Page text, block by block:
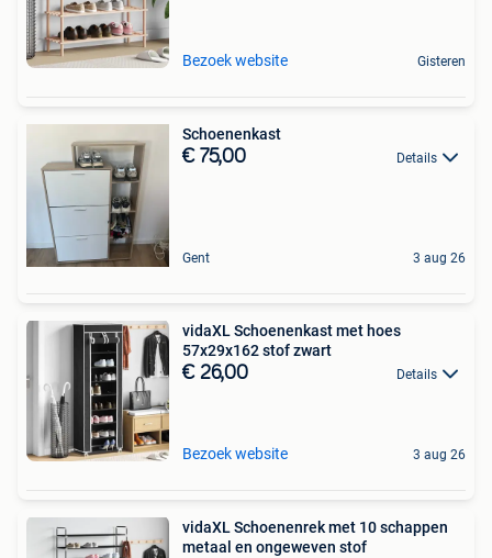
Bezoek website Gisteren
Schoenenkast
€ 75,00 Details
Gent 3 aug 26
vidaXL Schoenenkast met hoes
57x29x162 stof zwart
€ 26,00 Details
Bezoek website 3 aug 26
vidaXL Schoenenrek met 10 schappen
metaal en ongeweven stof